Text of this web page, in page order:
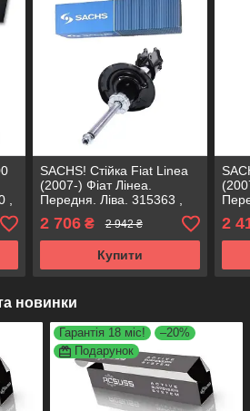
,
SACHS! Стійка Fiat Linea
(2007-) Фіат Лінеа.
Передня. Ліва. 315363 ,
3348004 САКС
2 706₴ 2 942 ₴
Купити
2
новинки
Гарантія 18 міс!
–20%
Подарунок